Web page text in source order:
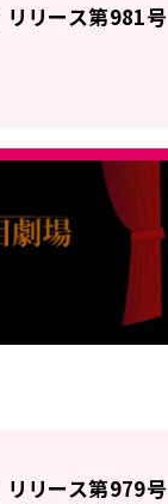
リリース第981号
リリース第979号